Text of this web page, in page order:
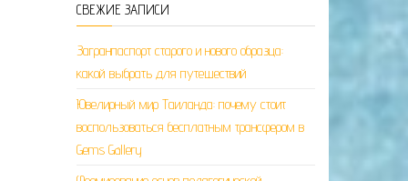
СВЕЖИЕ ЗАПИСИ
Загранпаспорт старого и нового образца:
какой выбрать для путешествий
Ювелирный мир Таиланда: почему стоит
воспользоваться бесплатным трансфером в
Gems Gallery